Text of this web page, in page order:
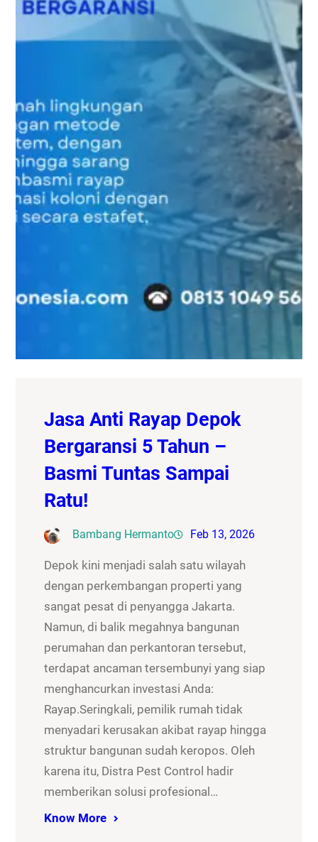
Jasa Anti Rayap Depok
Bergaransi 5 Tahun –
Basmi Tuntas Sampai
Ratu!
Bambang Hermanto Feb 13, 2026
Depok kini menjadi salah satu wilayah
dengan perkembangan properti yang
sangat pesat di penyangga Jakarta.
Namun, di balik megahnya bangunan
perumahan dan perkantoran tersebut,
terdapat ancaman tersembunyi yang siap
menghancurkan investasi Anda:
Rayap.Seringkali, pemilik rumah tidak
menyadari kerusakan akibat rayap hingga
struktur bangunan sudah keropos. Oleh
karena itu, Distra Pest Control hadir
memberikan solusi profesional…
Know More